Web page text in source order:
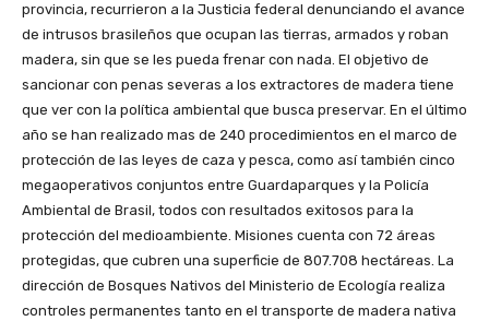
provincia, recurrieron a la Justicia federal denunciando el avance
de intrusos brasileños que ocupan las tierras, armados y roban
madera, sin que se les pueda frenar con nada. El objetivo de
sancionar con penas severas a los extractores de madera tiene
que ver con la política ambiental que busca preservar. En el último
año se han realizado mas de 240 procedimientos en el marco de
protección de las leyes de caza y pesca, como así también cinco
megaoperativos conjuntos entre Guardaparques y la Policía
Ambiental de Brasil, todos con resultados exitosos para la
protección del medioambiente. Misiones cuenta con 72 áreas
protegidas, que cubren una superficie de 807.708 hectáreas. La
dirección de Bosques Nativos del Ministerio de Ecología realiza
controles permanentes tanto en el transporte de madera nativa